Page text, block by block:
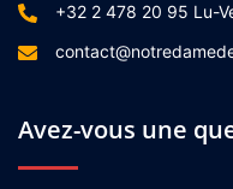
+32 2 478 20 95 Lu-
Avez-vous une